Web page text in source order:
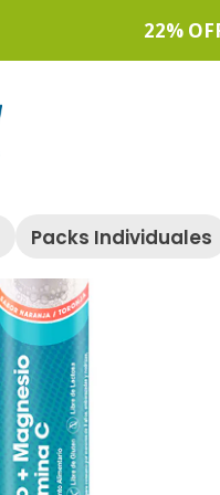
Packs Individuales
22%